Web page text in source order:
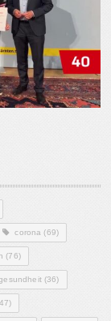
corona (69)
(76)
(36)